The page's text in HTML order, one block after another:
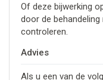
Of deze bijwerking
door de
controleren.
Advies
Als u een van de